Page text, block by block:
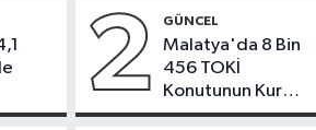
2 GÜNCEL
Malatya'da 8 Bin
456 TOKİ
Konutunun Kurası
Bugün Çekiliyor